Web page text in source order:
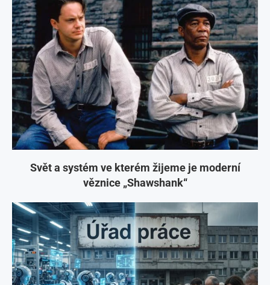
Svět a systém ve kterém žijeme je moderní
věznice „Shawshank“